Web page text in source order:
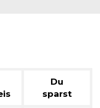
Du
sparst